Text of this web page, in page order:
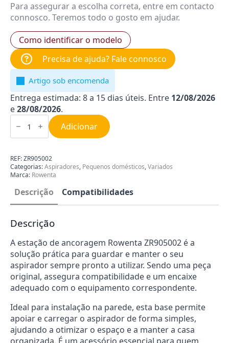
Para assegurar a escolha correta, entre em contacto
connosco. Teremos todo o gosto em ajudar.
Como identificar o modelo
Precisa de ajuda? Fale connosco
Artigo sob encomenda
Entrega estimada: 8 a 15 dias úteis. Entre 12/08/2026
e28/08/2026.
Quantidade
de
de
Rowenta
ZR905002
Adicionar
REF:ZR905002
Categorias:Aspiradores, Pequenos domésticos,Variados
Marca: Rowenta
Descrição Compatibilidades
Descrição
A estação de ancoragem Rowenta ZR905002 é a
solução prática para guardar e manter o seu
aspirador sempre pronto a utilizar. Sendo uma peça
original, assegura compatibilidade e um encaixe
adequado com o equipamento correspondente.
Ideal para instalação na parede, esta base permite
apoiar e carregar o aspirador de forma simples,
ajudando a otimizar o espaço e a manter a casa